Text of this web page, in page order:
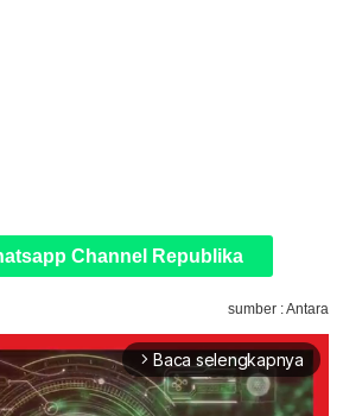
Channel Republika
sumber : Antara
arrow_forward_ios Baca selengkapnya